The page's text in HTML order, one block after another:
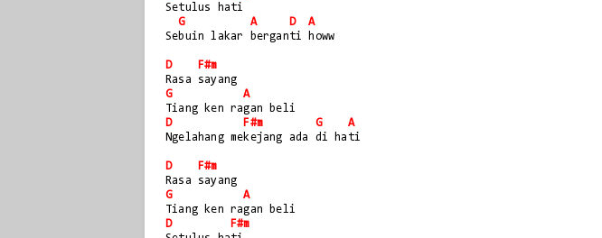
Setulus hati
G
A D
A
Sebuin lakar berganti howw
D
F#m
Rasa sayang
G
A
Tiang ken ragan beli
D
F#m G
A
Ngelahang mekejang ada di hati
D
F#m
Rasa sayang
G
A
Tiang ken ragan beli
D
F#m